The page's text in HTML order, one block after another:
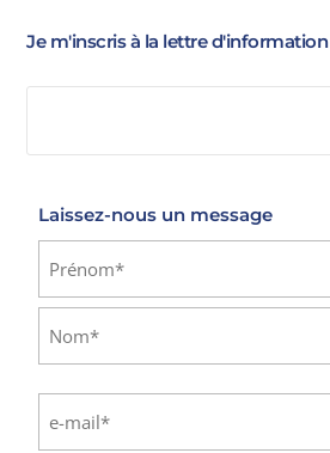
Je m'inscris à la lettre d'information
Laissez-nous un message
Prénom
mail(Nécessaire)